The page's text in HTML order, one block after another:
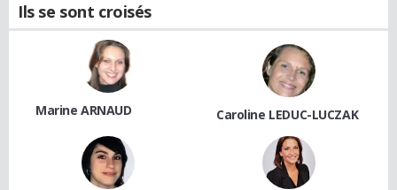
Ils se sont croisés
Marine ARNAUD Caroline LEDUC-LUCZAK